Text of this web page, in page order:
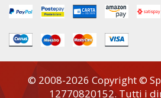
© 2008-2026 Copyright ©
12770820152. Tutti i